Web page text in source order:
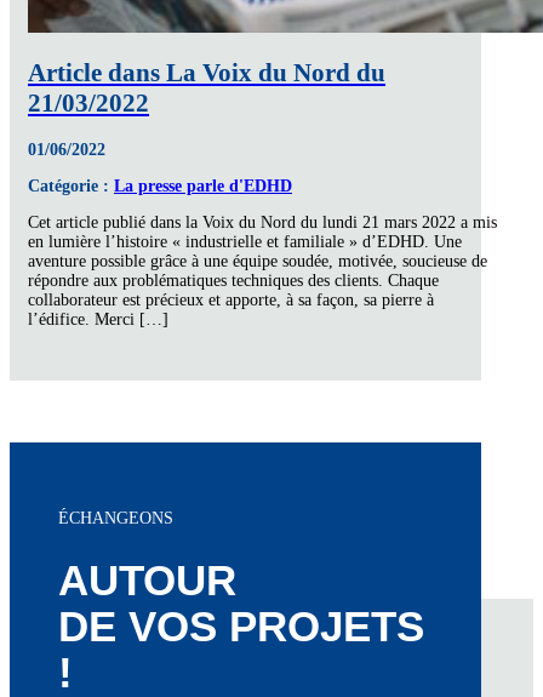
Article dans La Voix du Nord du
21/03/2022
01/06/2022
Catégorie : La presse parle d'EDHD
Cet article publié dans la Voix du Nord du lundi 21 mars 2022 a mis
en lumière l’histoire « industrielle et familiale » d’EDHD. Une
aventure possible grâce à une équipe soudée, motivée, soucieuse de
répondre aux problématiques techniques des clients. Chaque
collaborateur est précieux et apporte, à sa façon, sa pierre à
l’édifice. Merci […]
ÉCHANGEONS
AUTOUR
DE VOS PROJETS
!